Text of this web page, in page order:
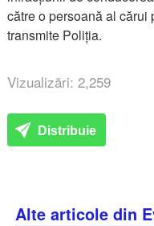
către o persoană al cărui
transmite Poliția.
Vizualizări: 2,259
Distribuie
Alte articole din